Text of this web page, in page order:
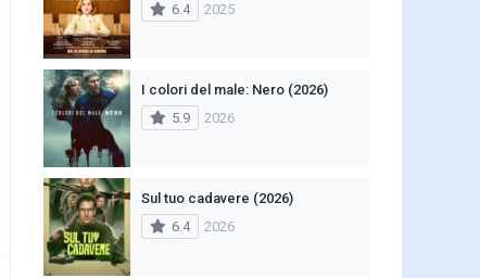
6.4
2025
I colori del male: Nero (2026)
5.9
2026
Sul tuo cadavere (2026)
6.4
2026